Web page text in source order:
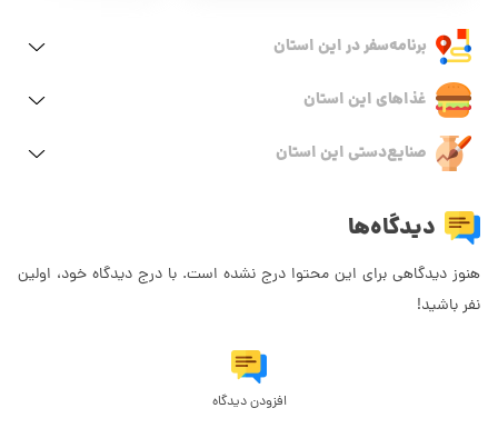
برنامه‌سفر‌ در این استان
غذاهای این استان
صنایع‌دستی این استان
دیدگاه‌ها
هنوز دیدگاهی برای این محتوا درج نشده است. با درج دیدگاه خود، اولین
نفر باشید!
افزودن دیدگاه